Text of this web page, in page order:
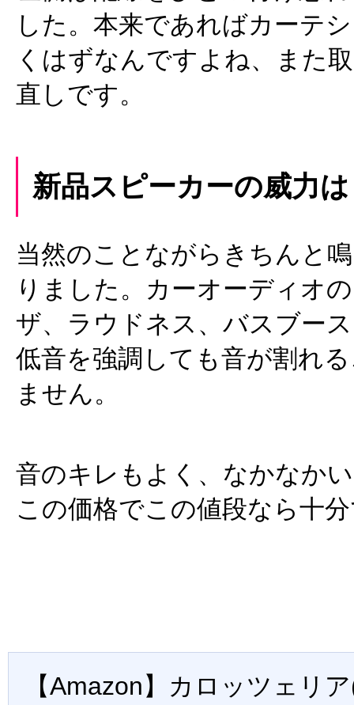
した。本来であればカーテ
くはずなんですよね、また
直しです。
新品スピーカーの威力
当然のことながらきちんと
りました。カーオーディオ
ザ、ラウドネス、バスブー
低音を強調しても音が割れ
ません。
音のキレもよく、なかなか
この価格でこの値段なら十
【Amazon】カロッツェリ